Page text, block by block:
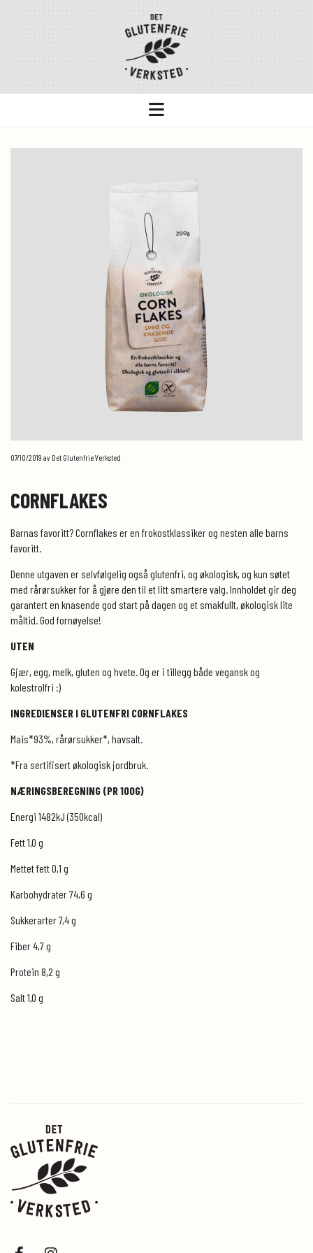
07/10/2019 av Det Glutenfrie Verksted
CORNFLAKES
Barnas favoritt? Cornflakes er en frokostklassiker og nesten alle barns
favoritt.
Denne utgaven er selvfølgelig også glutenfri, og økologisk, og kun søtet
med rårørsukker for å gjøre den til et litt smartere valg. Innholdet gir deg
garantert en knasende god start på dagen og et smakfullt, økologisk lite
måltid. God fornøyelse!
UTEN
Gjær, egg, melk, gluten og hvete. Og er i tillegg både vegansk og
kolestrolfri :)
INGREDIENSER I GLUTENFRI CORNFLAKES
Mais*93%, rårørsukker*, havsalt.
*Fra sertifisert økologisk jordbruk.
NÆRINGSBEREGNING (PR 100G)
Energi 1482kJ (350kcal)
Fett 1,0 g
Mettet fett 0,1 g
Karbohydrater 74,6 g
Sukkerarter 7,4 g
Fiber 4,7 g
Protein 8,2 g
Salt 1,0 g